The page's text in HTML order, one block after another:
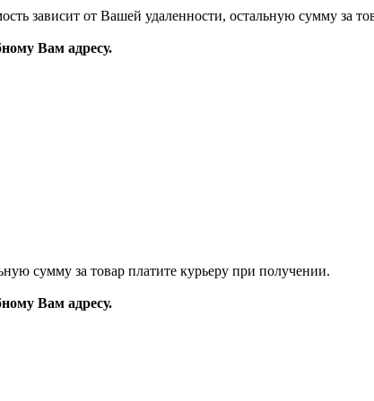
зависит от Вашей удаленности, остальную сумму за
Вам адресу.
сумму за товар платите курьеру при получении.
Вам адресу.